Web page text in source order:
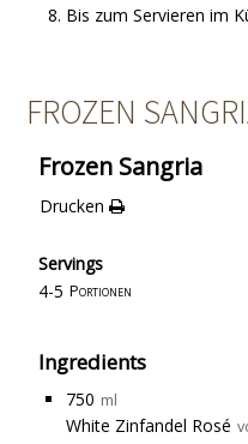
Bis zum Servieren im
FROZEN
Frozen Sangria
Drucken
Servings
4-5 Portionen
Ingredients
750 ml
White Zinfandel Rosé